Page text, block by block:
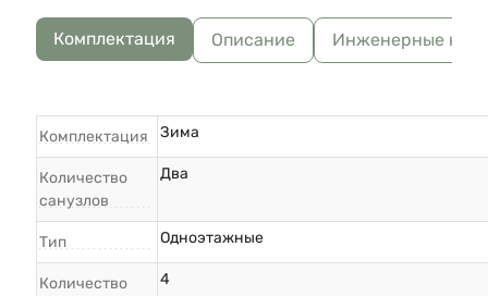
Комплектация Описание Инженерные
Комплектация Зима
Количество
санузлов
Два
Тип Одноэтажные
Количество
4